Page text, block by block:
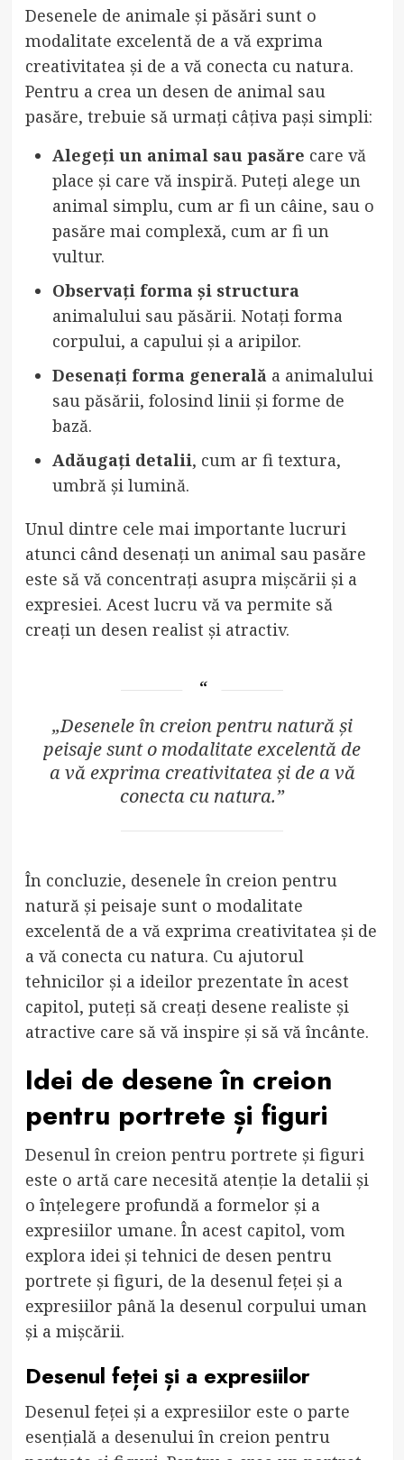
Desenele de animale și păsări sunt o
modalitate excelentă de a vă exprima
creativitatea și de a vă conecta cu natura.
Pentru a crea un desen de animal sau
pasăre, trebuie să urmați câțiva pași simpli:
Alegeți un animal sau pasăre care vă
place și care vă inspiră. Puteți alege un
animal simplu, cum ar fi un câine, sau o
pasăre mai complexă, cum ar fi un
vultur.
Observați forma și structura
animalului sau păsării. Notați forma
corpului, a capului și a aripilor.
Desenați forma generală a animalului
sau păsării, folosind linii și forme de
bază.
Adăugați detalii, cum ar fi textura,
umbră și lumină.
Unul dintre cele mai importante lucruri
atunci când desenați un animal sau pasăre
este să vă concentrați asupra mișcării și a
expresiei. Acest lucru vă va permite să
creați un desen realist și atractiv.
„Desenele în creion pentru natură și
peisaje sunt o modalitate excelentă de
a vă exprima creativitatea și de a vă
conecta cu natura.”
În concluzie, desenele în creion pentru
natură și peisaje sunt o modalitate
excelentă de a vă exprima creativitatea și de
a vă conecta cu natura. Cu ajutorul
tehnicilor și a ideilor prezentate în acest
capitol, puteți să creați desene realiste și
atractive care să vă inspire și să vă încânte.
Idei de desene în creion
pentru portrete și figuri
Desenul în creion pentru portrete și figuri
este o artă care necesită atenție la detalii și
o înțelegere profundă a formelor și a
expresiilor umane. În acest capitol, vom
explora idei și tehnici de desen pentru
portrete și figuri, de la desenul feței și a
expresiilor până la desenul corpului uman
și a mișcării.
Desenul feței și a expresiilor
Desenul feței și a expresiilor este o parte
esențială a desenului în creion pentru